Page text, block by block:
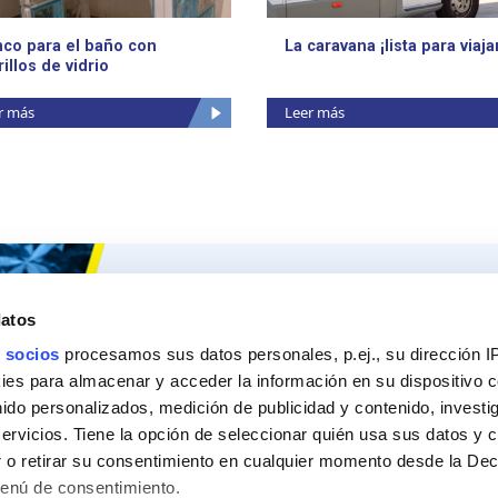
socios procesamos sus datos personales, p.ej., su dirección
para almacenar y acceder la información en su dispositivo
personalizados, medición de publicidad y contenido,
Tiene la opción de seleccionar quién usa sus datos y
retirar su consentimiento en cualquier momento desde la
de consentimiento.
para el baño con
de vidrio
más
La caravana ¡lista para
Leer más
Manualidades
Bricolaje
Sostenibilidad